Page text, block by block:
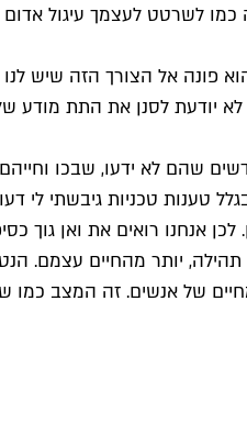
לשרטט לעצמך עיגול
פונה אל הצורך הזה שיש
יודעת לסנן את התת מודע
ש"ננט" היה מרגש, שלמדו דברים חדשים שהם
טכניות גיבשתי לי
רואים את ואן גוך
יותר מהחיים עצמם.